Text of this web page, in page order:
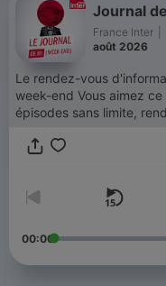
Journal
France Inter
août 2026
Le rendez-vous
week-end Vous aimez ce podcast ? Pour écouter tous les
épisodes sans limite,
00:00